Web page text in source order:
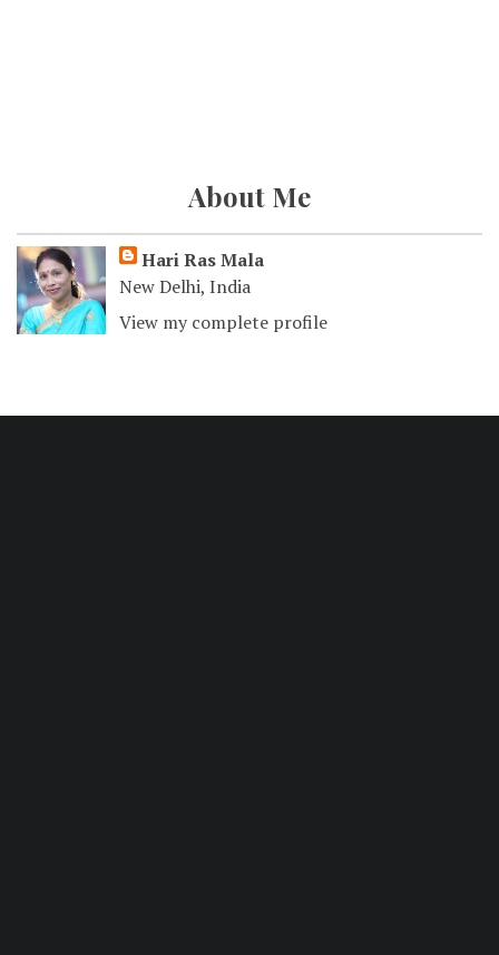
About Me
Hari Ras Mala
New Delhi, India
View my complete profile